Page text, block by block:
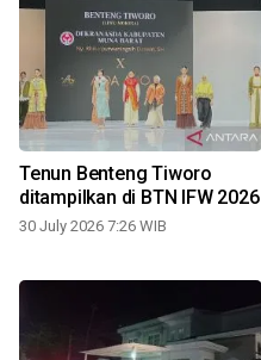
Tenun Benteng Tiworo
ditampilkan di BTN IFW 2026
30 July 2026 7:26 WIB